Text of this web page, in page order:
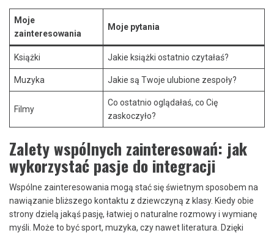
Moje
zainteresowania
Moje pytania
Książki Jakie książki ostatnio czytałaś?
Muzyka Jakie są⁣ Twoje ulubione zespoły?
Filmy
Co ostatnio oglądałaś,​ co ​Cię
zaskoczyło?
Zalety wspólnych‌ zainteresowań: jak⁤
wykorzystać pasje do integracji
Wspólne zainteresowania mogą stać się świetnym‌ sposobem na
nawiązanie ‍bliższego kontaktu z dziewczyną z klasy. Kiedy‍ obie
strony dzielą jakąś⁢ pasję,⁣ łatwiej o naturalne rozmowy i ​wymianę
‌myśli. Może to być ‍sport, muzyka, czy nawet literatura. ​Dzięki